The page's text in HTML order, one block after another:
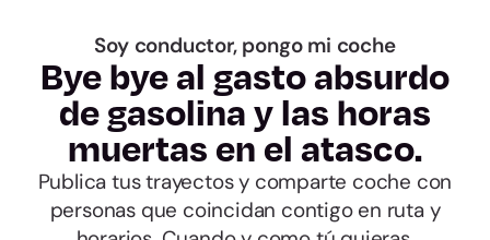
Cantabria
Ávila
Burgos
León
Soy conductor, pongo mi coche
Bye bye al gasto absurdo
de gasolina y las horas
muertas en el atasco.
Publica tus trayectos y comparte coche con
personas que coincidan contigo en ruta y